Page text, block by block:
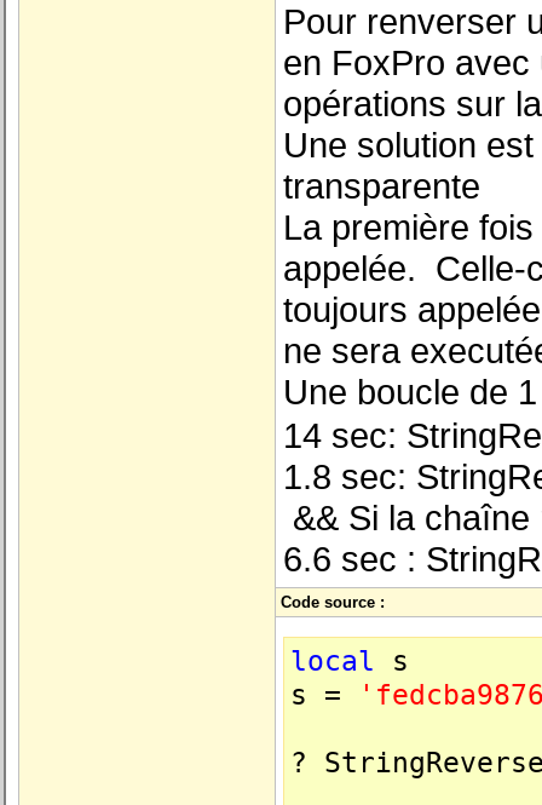
Pour renverser
en FoxPro
opérations sur
Une solution
transparente
La première
appelée. Celle-
toujours
ne sera
Une boucle de
14 sec:
1.8 sec:
&& Si la
6.6 sec :
Code source :
local s
s =
?